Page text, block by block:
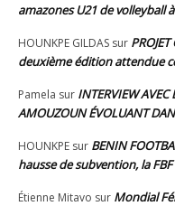
amazones U21 de volleyball
HOUNKPE GILDAS sur
deuxième édition attendue
Pamela sur INTERVIEW
AMOUZOUN ÉVOLUANT
HOUNKPE sur BENIN
hausse de subvention, la
Étienne Mitavo sur Mondial